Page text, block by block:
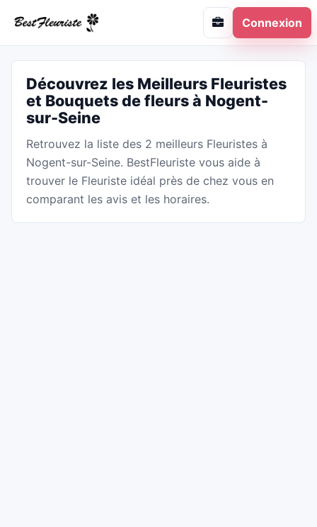
Connexion
Découvrez les Meilleurs Fleuristes
et Bouquets de fleurs à Nogent-
sur-Seine
Retrouvez la liste des 2 meilleurs Fleuristes à
Nogent-sur-Seine. BestFleuriste vous aide à
trouver le Fleuriste idéal près de chez vous en
comparant les avis et les horaires.